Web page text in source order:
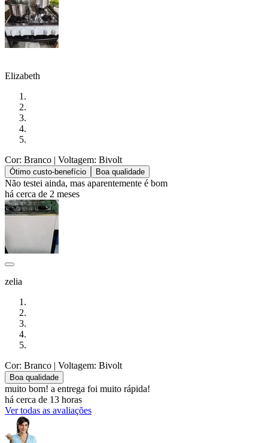
Elizabeth
Cor: Branco | Voltagem: Bivolt
Ótimo custo-benefício Boa qualidade
Não testei ainda, mas aparentemente é bom
há cerca de 2 meses
zelia
Cor: Branco | Voltagem: Bivolt
Boa qualidade
muito bom! a entrega foi muito rápida!
há cerca de 13 horas
Ver todas as avaliações